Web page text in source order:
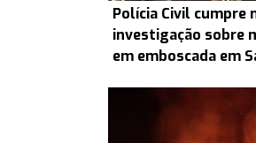
Polícia Civil cumpre
investigação sobre
em emboscada em